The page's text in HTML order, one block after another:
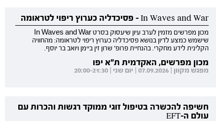
In Waves and War - פסיכדליה כערוץ ריפוי לטראומה
מכון מפרשים מזמין לערב עיון שיעסוק בסרט In Waves and War
שישמש כמצע לדיון בנושא פסיכדליה כערוץ ריפוי לטראומה: מהחוויה
הקלינית לידע מחקרי. בהנחיית פרופ' שרון זין ביימן ויואב בר יוסף.
מכון מפרשים, האקדמית ת"א יפו
מפגש מקוון | 07.09.2026 | יום שני | 20:00-21:30
חשיפה להכשרה בטיפול זוגי ממוקד רגשות והכרות עם
עולם ה-EFT